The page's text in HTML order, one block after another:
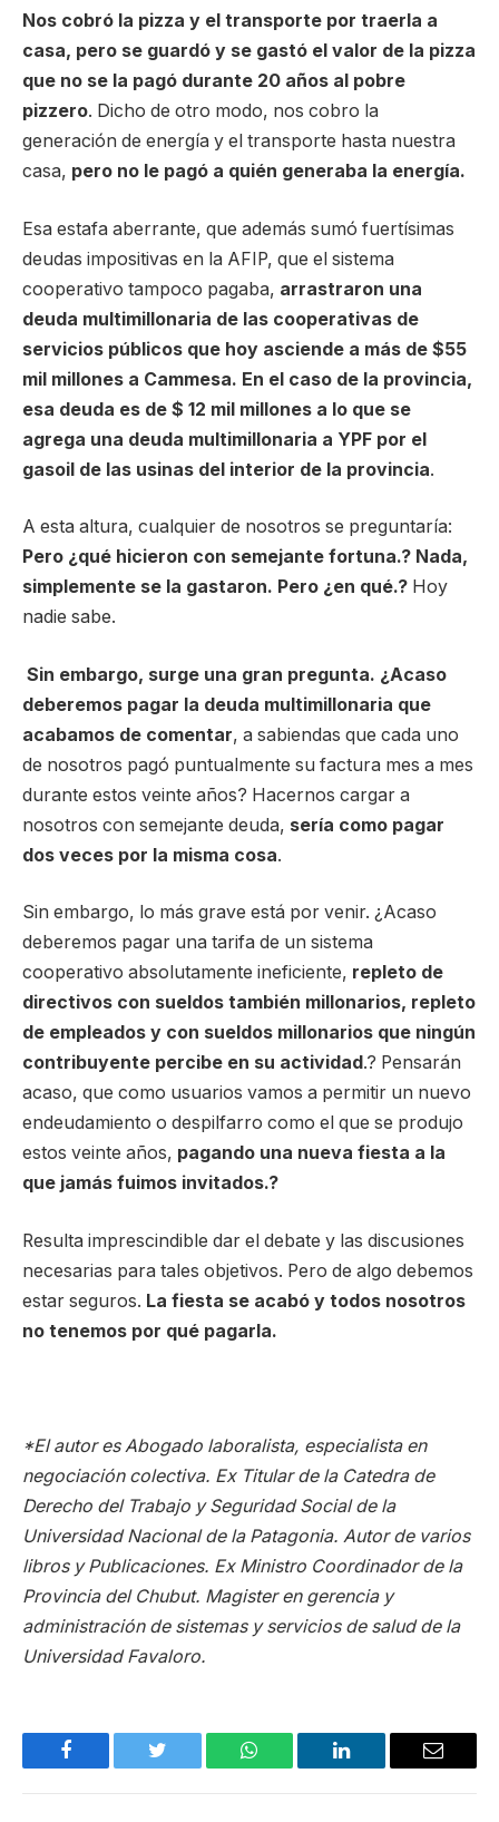
Nos cobró la pizza y el transporte por traerla a
casa, pero se guardó y se gastó el valor de la pizza
que no se la pagó durante 20 años al pobre
pizzero. Dicho de otro modo, nos cobro la
generación de energía y el transporte hasta nuestra
casa, pero no le pagó a quién generaba la energía.
Esa estafa aberrante, que además sumó fuertísimas
deudas impositivas en la AFIP, que el sistema
cooperativo tampoco pagaba, arrastraron una
deuda multimillonaria de las cooperativas de
servicios públicos que hoy asciende a más de $55
mil millones a Cammesa. En el caso de la provincia,
esa deuda es de $ 12 mil millones a lo que se
agrega una deuda multimillonaria a YPF por el
gasoil de las usinas del interior de la provincia.
A esta altura, cualquier de nosotros se preguntaría:
Pero ¿qué hicieron con semejante fortuna.? Nada,
simplemente se la gastaron. Pero ¿en qué.? Hoy
nadie sabe.
Sin embargo, surge una gran pregunta. ¿Acaso
deberemos pagar la deuda multimillonaria que
acabamos de comentar, a sabiendas que cada uno
de nosotros pagó puntualmente su factura mes a mes
durante estos veinte años? Hacernos cargar a
nosotros con semejante deuda, sería como pagar
dos veces por la misma cosa.
Sin embargo, lo más grave está por venir. ¿Acaso
deberemos pagar una tarifa de un sistema
cooperativo absolutamente ineficiente, repleto de
directivos con sueldos también millonarios, repleto
de empleados y con sueldos millonarios que ningún
contribuyente percibe en su actividad.? Pensarán
acaso, que como usuarios vamos a permitir un nuevo
endeudamiento o despilfarro como el que se produjo
estos veinte años, pagando una nueva fiesta a la
que jamás fuimos invitados.?
Resulta imprescindible dar el debate y las discusiones
necesarias para tales objetivos. Pero de algo debemos
estar seguros. La fiesta se acabó y todos nosotros
no tenemos por qué pagarla.
*El autor es Abogado laboralista, especialista en
negociación colectiva. Ex Titular de la Catedra de
Derecho del Trabajo y Seguridad Social de la
Universidad Nacional de la Patagonia. Autor de varios
libros y Publicaciones. Ex Ministro Coordinador de la
Provincia del Chubut. Magister en gerencia y
administración de sistemas y servicios de salud de la
Universidad Favaloro.
Facebook Twitter WhatsApp LinkedIn Email